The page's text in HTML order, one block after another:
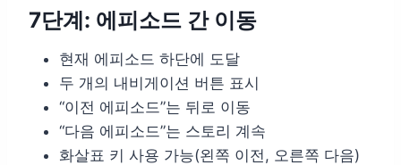
7단계: 에피소드 간 이동
현재 에피소드 하단에 도달
두 개의 내비게이션 버튼 표시
“이전 에피소드”는 뒤로 이동
“다음 에피소드”는 스토리 계속
화살표 키 사용 가능(왼쪽 이전, 오른쪽 다음)